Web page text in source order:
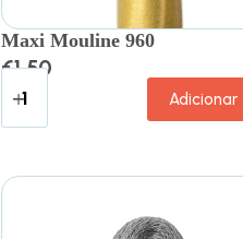
Maxi Mouline 960
€1.50
Adicionar